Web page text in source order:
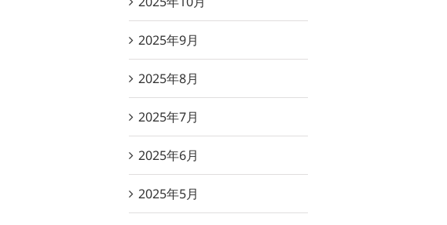
2025年9月
2025年8月
2025年7月
2025年6月
2025年5月